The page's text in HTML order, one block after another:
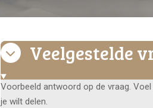
Veelgestelde
Voorbeeld antwoord op de vraag.
je wilt delen.